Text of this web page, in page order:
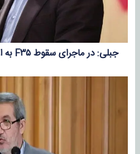
جبلی: در ماجرای سقوط F۳۵ به اعتبارمان لطمه خورد